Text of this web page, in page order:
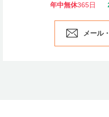
年中無休365日
メール